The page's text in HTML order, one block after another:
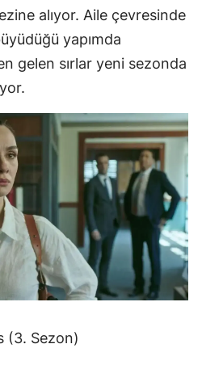
alıyor. Aile çevresinde
yapımda
gelen sırlar yeni sezonda
(3. Sezon)